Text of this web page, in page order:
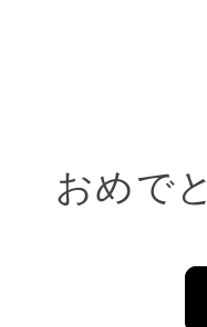
おめで